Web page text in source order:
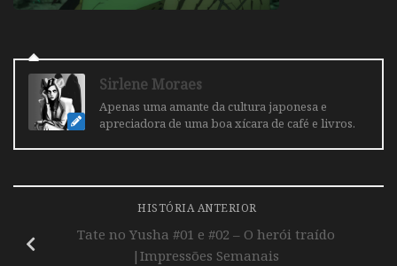
Sirlene Moraes
Apenas uma amante da cultura japonesa e
apreciadora de uma boa xícara de café e livros.
HISTÓRIA ANTERIOR
Tate no Yusha #01 e #02 – O herói traído
|Impressões Semanais